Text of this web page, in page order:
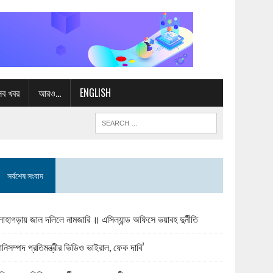
খবর আরও… ENGLISH
সর্বশেষ সংবাদ
জাল দলিলে নামজারি ॥ এসিল্যান্ড অফিসে ভয়াবহ দুর্নীতি
প্রতিমন্ত্রীর ভিডিও ভাইরাল, ফেক দাবি’